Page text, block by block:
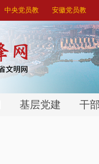
中央党员教
育系列平台>
>
安徽党员教
育系列平台>
>
基层党建 干